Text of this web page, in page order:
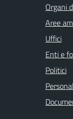
Organi
Aree
Uffici
Enti e
Politici